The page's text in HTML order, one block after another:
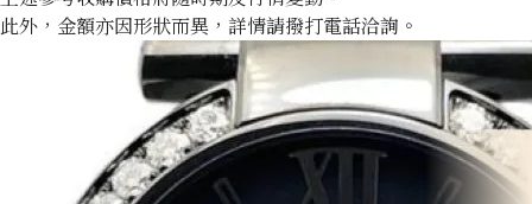
此外，金額亦因形狀而異，詳情請撥打電話洽詢。